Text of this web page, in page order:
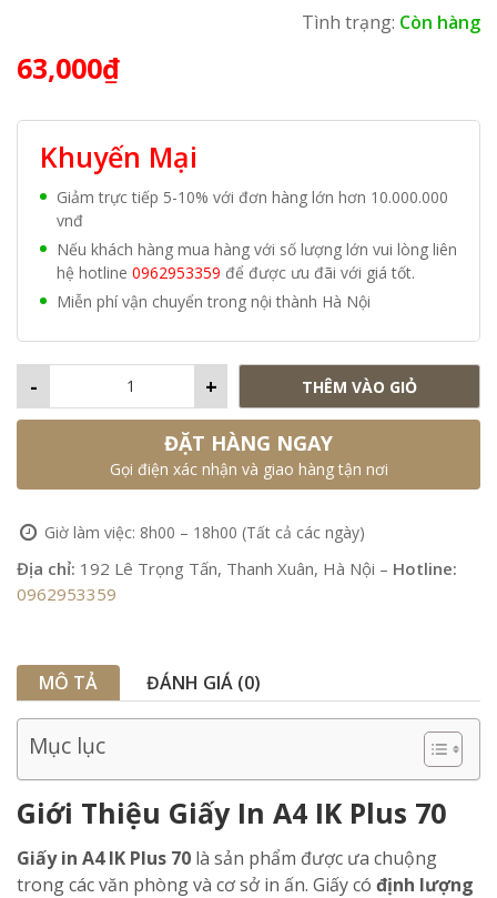
Tình trạng: Còn hàng
63,000₫
Khuyến Mại
Giảm trực tiếp 5-10% với đơn hàng lớn hơn 10.000.000
vnđ
Nếu khách hàng mua hàng với số lượng lớn vui lòng liên
hệ hotline 0962953359 để được ưu đãi với giá tốt.
Miễn phí vận chuyển trong nội thành Hà Nội
+
- THÊM VÀO GIỎ
ĐẶT HÀNG NGAY
Gọi điện xác nhận và giao hàng tận nơi
Giờ làm việc: 8h00 – 18h00 (Tất cả các ngày)
Địa chỉ: 192 Lê Trọng Tấn, Thanh Xuân, Hà Nội – Hotline:
0962953359
MÔ TẢ ĐÁNH GIÁ (0)
Mục lục
Giới Thiệu Giấy In A4 IK Plus 70
Giấy in A4 IK Plus 70 là sản phẩm được ưa chuộng
trong các văn phòng và cơ sở in ấn. Giấy có định lượng